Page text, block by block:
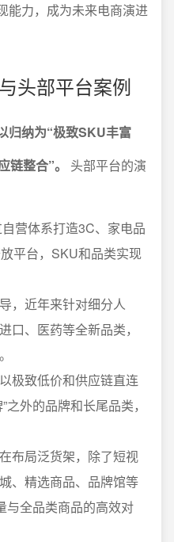
能力，成为未来电商演进
头部平台案例
归纳为“极致SKU丰富
整合”。
头部平台的演
营体系打造3C、家电品
平台，SKU和品类实现
，近年来针对细分人
口、医药等全新品类，
极致低价和供应链直连
外的品牌和长尾品类，
布局泛货架，除了短视
、精选商品、品牌馆等
与全品类商品的高效对